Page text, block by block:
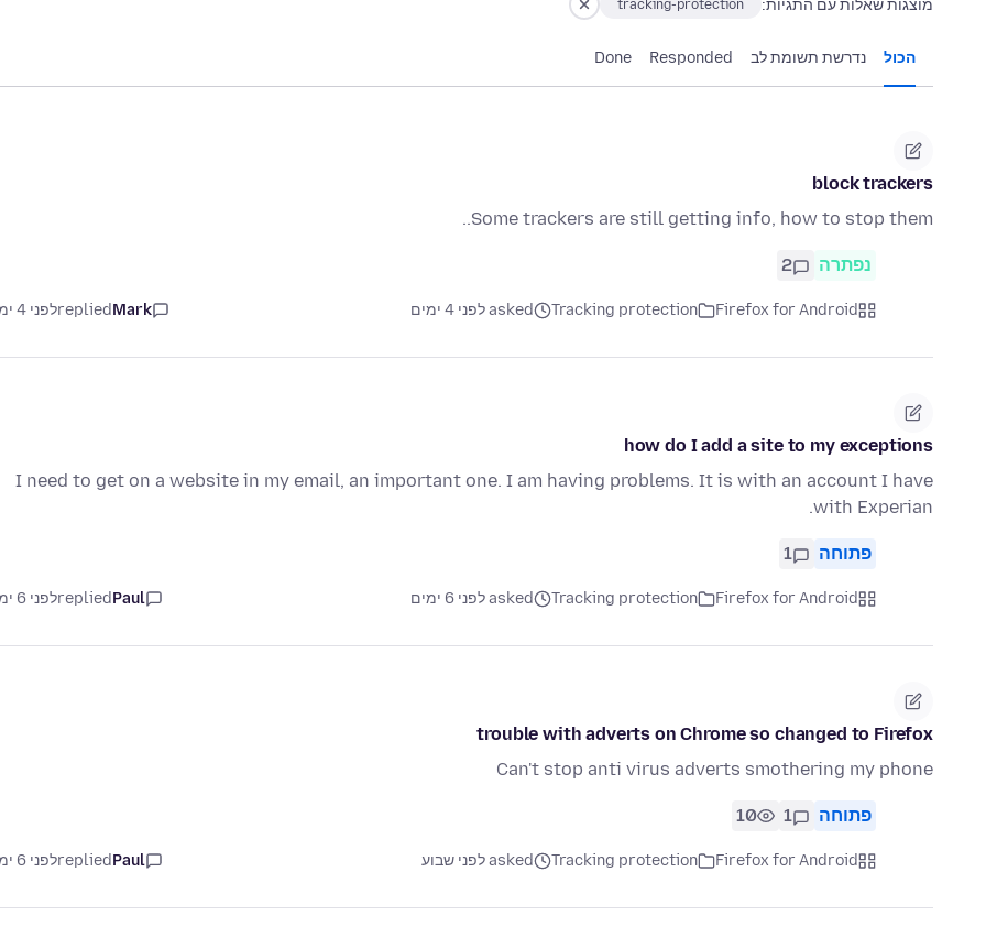
מוצגות שאלות עם התגיות: tracking-protection
הכול נדרשת תשומת לב Responded
Done
block trackers
Some trackers are still getting info, how to stop them..
נפתרה 2
Firefox for Android
Tracking protection asked לפני 4 ימים Mark
repliedלפני 4 ימים
how do I add a site to my exceptions
I need to get on a website in my email, an important one. I am having problems. It is with an account I have
with Experian.
פתוחה 1
Firefox for Android
Tracking protection asked לפני 6 ימים Paul
repliedלפני 6 ימים
trouble with adverts on Chrome so changed to Firefox
Can't stop anti virus adverts smothering my phone
פתוחה 1
10
Firefox for Android
Tracking protection asked לפני שבוע Paul
repliedלפני 6 ימים